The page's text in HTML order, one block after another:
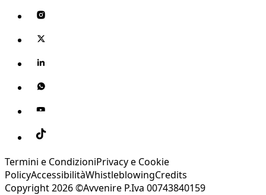
Termini e CondizioniPrivacy e Cookie
PolicyAccessibilitàWhistleblowingCredits
Copyright 2026 ©Avvenire P.Iva 00743840159